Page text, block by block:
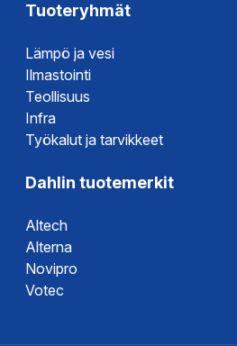
Tuoteryhmät
Lämpö ja vesi
Ilmastointi
Teollisuus
Infra
Työkalut ja tarvikkeet
Dahlin tuotemerkit
Altech
Alterna
Novipro
Votec